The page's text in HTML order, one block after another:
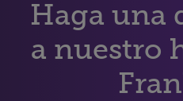
Inversores
Haga una
a nuestro